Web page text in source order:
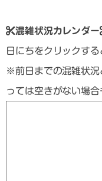
混雑状況カレンダー
日にちをクリックする
※前日までの混雑状況
っては空きがない場合